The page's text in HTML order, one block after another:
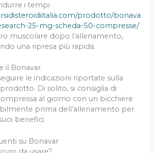
i tempi
prodotto/bonava
25-mg-scheda-50-compresse/
muscolare dopo l’allenamento,
una ripresa più rapida.
il Bonavar
le indicazioni riportate sulla
Di solito, si consiglia di
al giorno con un bicchiere
prima dell’allenamento per
benefici.
su Bonavar